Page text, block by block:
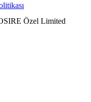
Özel Limited